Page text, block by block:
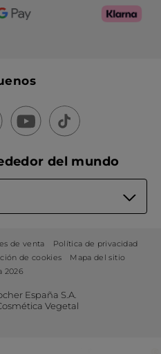
del mundo
de venta
Política de privacidad
de cookies
Mapa del sitio
2026
España S.A.
Vegetal